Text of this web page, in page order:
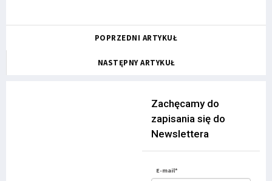
POPRZEDNI ARTYKUŁ
NASTĘPNY ARTYKUŁ
Zachęcamy do
zapisania się do
Newslettera
E-mail*